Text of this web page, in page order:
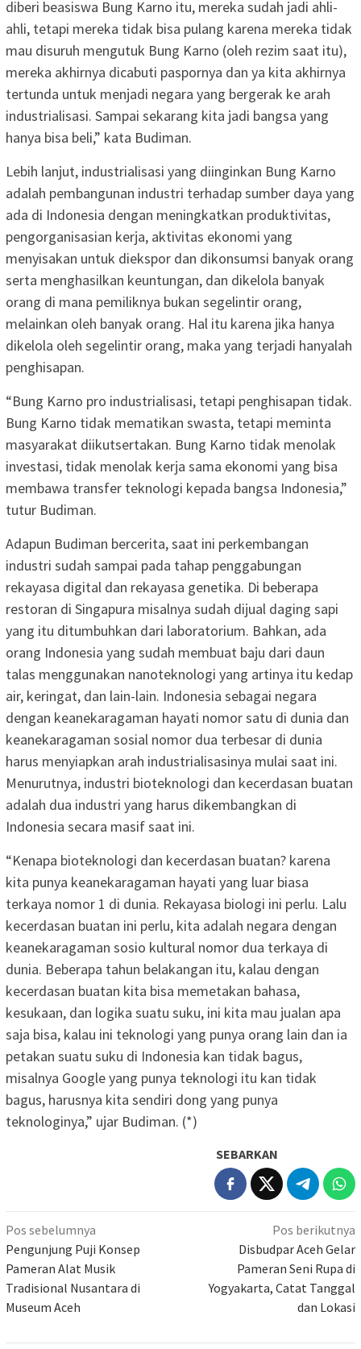
diberi beasiswa Bung Karno itu, mereka sudah jadi ahli-
ahli, tetapi mereka tidak bisa pulang karena mereka tidak
mau disuruh mengutuk Bung Karno (oleh rezim saat itu),
mereka akhirnya dicabuti paspornya dan ya kita akhirnya
tertunda untuk menjadi negara yang bergerak ke arah
industrialisasi. Sampai sekarang kita jadi bangsa yang
hanya bisa beli,” kata Budiman.
Lebih lanjut, industrialisasi yang diinginkan Bung Karno
adalah pembangunan industri terhadap sumber daya yang
ada di Indonesia dengan meningkatkan produktivitas,
pengorganisasian kerja, aktivitas ekonomi yang
menyisakan untuk diekspor dan dikonsumsi banyak orang
serta menghasilkan keuntungan, dan dikelola banyak
orang di mana pemiliknya bukan segelintir orang,
melainkan oleh banyak orang. Hal itu karena jika hanya
dikelola oleh segelintir orang, maka yang terjadi hanyalah
penghisapan.
“Bung Karno pro industrialisasi, tetapi penghisapan tidak.
Bung Karno tidak mematikan swasta, tetapi meminta
masyarakat diikutsertakan. Bung Karno tidak menolak
investasi, tidak menolak kerja sama ekonomi yang bisa
membawa transfer teknologi kepada bangsa Indonesia,”
tutur Budiman.
Adapun Budiman bercerita, saat ini perkembangan
industri sudah sampai pada tahap penggabungan
rekayasa digital dan rekayasa genetika. Di beberapa
restoran di Singapura misalnya sudah dijual daging sapi
yang itu ditumbuhkan dari laboratorium. Bahkan, ada
orang Indonesia yang sudah membuat baju dari daun
talas menggunakan nanoteknologi yang artinya itu kedap
air, keringat, dan lain-lain. Indonesia sebagai negara
dengan keanekaragaman hayati nomor satu di dunia dan
keanekaragaman sosial nomor dua terbesar di dunia
harus menyiapkan arah industrialisasinya mulai saat ini.
Menurutnya, industri bioteknologi dan kecerdasan buatan
adalah dua industri yang harus dikembangkan di
Indonesia secara masif saat ini.
“Kenapa bioteknologi dan kecerdasan buatan? karena
kita punya keanekaragaman hayati yang luar biasa
terkaya nomor 1 di dunia. Rekayasa biologi ini perlu. Lalu
kecerdasan buatan ini perlu, kita adalah negara dengan
keanekaragaman sosio kultural nomor dua terkaya di
dunia. Beberapa tahun belakangan itu, kalau dengan
kecerdasan buatan kita bisa memetakan bahasa,
kesukaan, dan logika suatu suku, ini kita mau jualan apa
saja bisa, kalau ini teknologi yang punya orang lain dan ia
petakan suatu suku di Indonesia kan tidak bagus,
misalnya Google yang punya teknologi itu kan tidak
bagus, harusnya kita sendiri dong yang punya
teknologinya,” ujar Budiman. (*)
SEBARKAN
Navigasi
pos
Pos sebelumnya
Pengunjung Puji Konsep
Pameran Alat Musik
Tradisional Nusantara di
Museum Aceh
Pos berikutnya
Disbudpar Aceh Gelar
Pameran Seni Rupa di
Yogyakarta, Catat Tanggal
dan Lokasi